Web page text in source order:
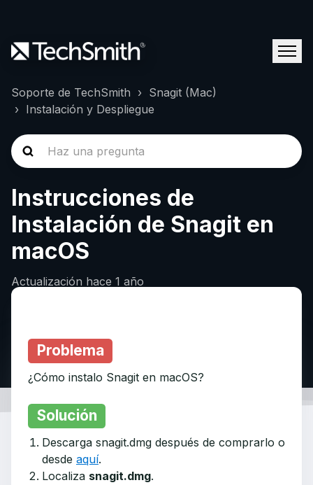
Soporte de TechSmith
Snagit (Mac)
Instalación y Despliegue
Instrucciones de
Instalación de Snagit en
macOS
Actualización hace 1 año
Problema
¿Cómo instalo Snagit en macOS?
Solución
Descarga snagit.dmg después de comprarlo o
desde aquí.
Localiza snagit.dmg.